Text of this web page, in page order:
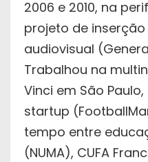
2006 e 2010, na
projeto de
audiovisual
Trabalhou na
Vinci em São
startup
tempo entre
(NUMA), CUFA